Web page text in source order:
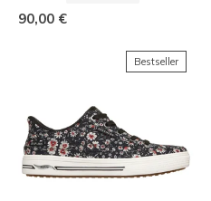
90,00 €
Bestseller